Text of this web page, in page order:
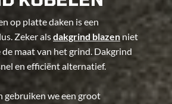
op platte daken is een
Zeker alsdakgrind blazenniet
maat van het grind. Dakgrind
en efficiënt alternatief.
gebruiken we een groot